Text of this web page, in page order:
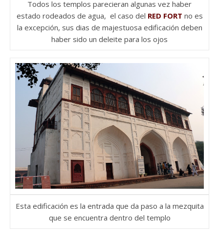
Todos los templos parecieran algunas vez haber
estado rodeados de agua, el caso del RED FORT no es
la excepción, sus dias de majestuosa edificación deben
haber sido un deleite para los ojos
Esta edificación es la entrada que da paso a la mezquita
que se encuentra dentro del templo